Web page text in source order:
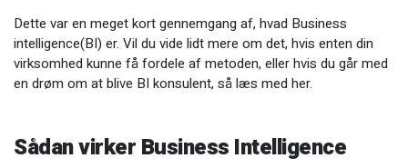
Dette var en meget kort gennemgang af, hvad Business
intelligence(BI) er. Vil du vide lidt mere om det, hvis enten din
virksomhed kunne få fordele af metoden, eller hvis du går med
en drøm om at blive BI konsulent, så læs med her.
Sådan virker Business Intelligence